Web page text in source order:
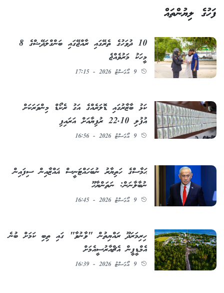
ފަހުގެ ލިޔުންތައް
10 ދުވަހުގެ ތެރޭގައި ރާއްޖޭގައި ބަންގްލަދޭޝްގެ 8
މީހަކު މަރުވެއްޖެ
9 އޯގަސްޓު 2026 - 17:15
ކަޅު ބާޒާރުގައި ޑޮލަރެއްގެ އަގު ރެކޯޑް މިންވަރަކަށް
އުފުލި 22.10 ރުފިޔާއަށް އަރައިފި
9 އޯގަސްޓު 2026 - 16:56
ޙަމާސްގެ ހަތިޔާރު ނުބަހައްޓަނީސް ޣައްޒާއިން ސިފައިން
ނުބާލާނަން: ނަތަންޔާހޫ
9 އޯގަސްޓު 2026 - 16:45
ހިރިމަރަދޫ ރައްޔިތުން "ވާނުވާ" ގައި ތިބި ކަމަށް ބުނެ
އެމްޑީޕީން އެޗްއާރުސީއެމަށް
9 އޯގަސްޓު 2026 - 16:39